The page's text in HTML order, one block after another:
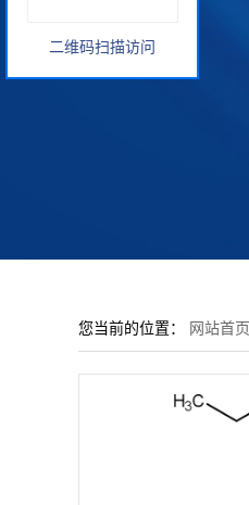
您当前的位置： 网站首页
二维码扫描访问